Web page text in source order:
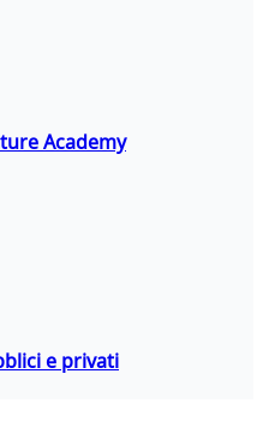
Academy
e privati